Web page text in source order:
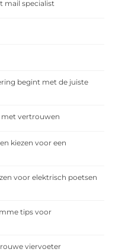
mail specialist
begint met de juiste
met vertrouwen
kiezen voor een
voor elektrisch poetsen
tips voor
viervoeter